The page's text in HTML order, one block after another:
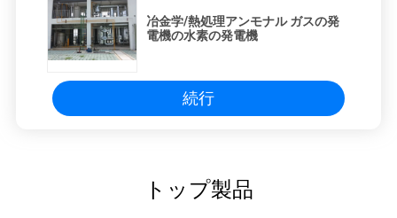
冶金学/熱処理アンモナル ガスの発
電機の水素の発電機
続行
トップ製品